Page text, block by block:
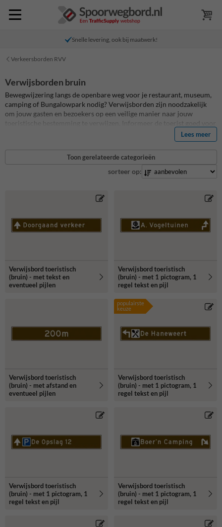
Snelle levering, ook bij maatwerk!
Verkeersborden RVV
Verwijsborden bruin
Bewegwijzering langs de openbare weg voor je restaurant, museum,
camping of Bungalowpark nodig? Verwijsborden zijn noodzakelijk
om jouw gasten en bezoekers op een veilige manier naar jouw
toeristische bestemming te verwijzen. Informeer de toerist goed voor
een vlot en veilige route naar hun bestemming. Met deze toeristische
bewegwijzeringsborden komt dit helemaal goed! Ontwerp bij ons zelf
je toeristische verwijsborden of strokenborden! Slechte
bewegwijzering leidt tot frustraties en irritaties bij bezoekers en
klanten. Zorg voor goede bewegwijzering met o.a. routeborden welke
ANWB toeristiche verwijsborden! Voeg zelf teksten, ANWB
verwijsborden worden van aluminium geproduceerd met uiterst
duurzame en dubbel omgezette rand.
Lees meer
Toon gerelateerde categorieën
sorteer op:
Verwijsbord toeristisch
(bruin) - met tekst en
eventueel pijlen
Verwijsbord toeristisch
(bruin) - met 1 pictogram, 1
regel tekst en pijl
Verwijsbord toeristisch
(bruin) - met afstand en
eventueel pijlen
populairste
keuze
Verwijsbord toeristisch
(bruin) - met 1 pictogram, 1
regel tekst en pijl
Verwijsbord toeristisch
(bruin) - met 1 pictogram, 1
regel tekst en pijl
Verwijsbord toeristisch
(bruin) - met 1 pictogram, 1
regel tekst en pijl